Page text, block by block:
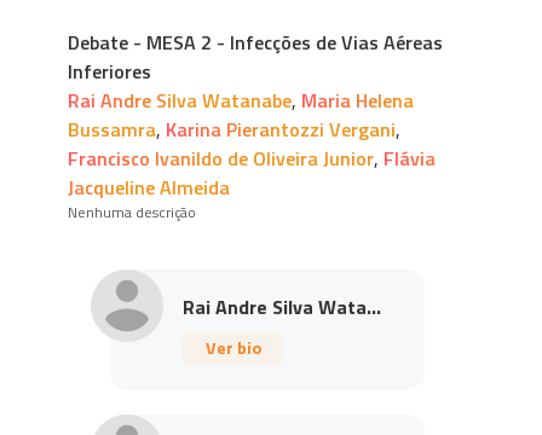
Debate - MESA 2 - Infecções de Vias Aéreas
Inferiores
Rai Andre Silva Watanabe, Maria Helena
Bussamra, Karina Pierantozzi Vergani,
Francisco Ivanildo de Oliveira Junior, Flávia
Jacqueline Almeida
Nenhuma descrição
Rai Andre Silva Wata...
Ver bio